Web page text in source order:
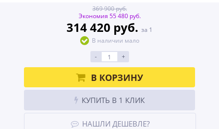
369 900 руб.
Экономия 55 480 руб.
314 420 руб. за 1
В наличии мало
-
+
В КОРЗИНУ
КУПИТЬ В 1 КЛИК
НАШЛИ ДЕШЕВЛЕ?